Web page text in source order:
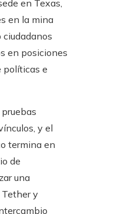
en Texas,
en la mina
ciudadanos
en posiciones
políticas e
y el
termina en
de
una
y